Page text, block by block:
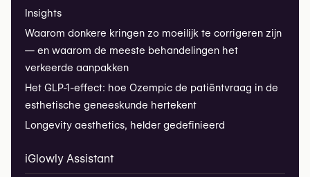
Insights
Waarom donkere kringen zo moeilijk te corrigeren zijn
— en waarom de meeste behandelingen het
verkeerde aanpakken
Het GLP-1-effect: hoe Ozempic de patiëntvraag in de
esthetische geneeskunde hertekent
Longevity aesthetics, helder gedefinieerd
iGlowly Assistant